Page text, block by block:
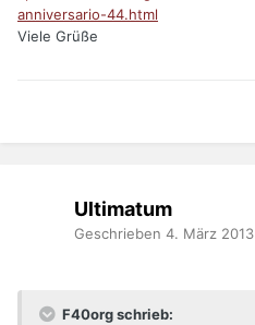
anniversario-44.html
Viele Grüße
Ultimatum
Geschrieben 4. März 2013
F40org schrieb: